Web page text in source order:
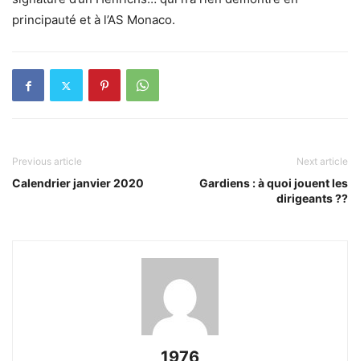
principauté et à l’AS Monaco.
Previous article
Calendrier janvier 2020
Next article
Gardiens : à quoi jouent les
dirigeants ??
1976